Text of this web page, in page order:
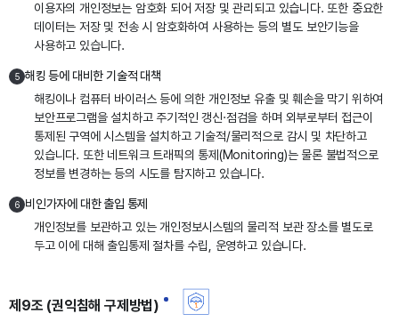
이용자의 개인정보는 암호화 되어 저장 및 관리되고 있습니다. 또한 중요한
데이터는 저장 및 전송 시 암호화하여 사용하는 등의 별도 보안기능을
사용하고 있습니다.
5 해킹 등에 대비한 기술적 대책
해킹이나 컴퓨터 바이러스 등에 의한 개인정보 유출 및 훼손을 막기 위하여
보안프로그램을 설치하고 주기적인 갱신·점검을 하며 외부로부터 접근이
통제된 구역에 시스템을 설치하고 기술적/물리적으로 감시 및 차단하고
있습니다. 또한 네트워크 트래픽의 통제(Monitoring)는 물론 불법적으로
정보를 변경하는 등의 시도를 탐지하고 있습니다.
6
비인가자에 대한 출입 통제
개인정보를 보관하고 있는 개인정보시스템의 물리적 보관 장소를 별도로
두고 이에 대해 출입통제 절차를 수립, 운영하고 있습니다.
제9조 (권익침해 구제방법)